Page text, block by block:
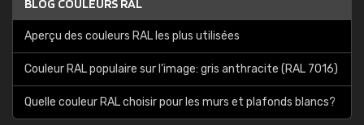
BLOG COULEURS RAL
Aperçu des couleurs RAL les plus utilisées
Couleur RAL populaire sur l'image: gris anthracite (RAL 7016)
Quelle couleur RAL choisir pour les murs et plafonds blancs?